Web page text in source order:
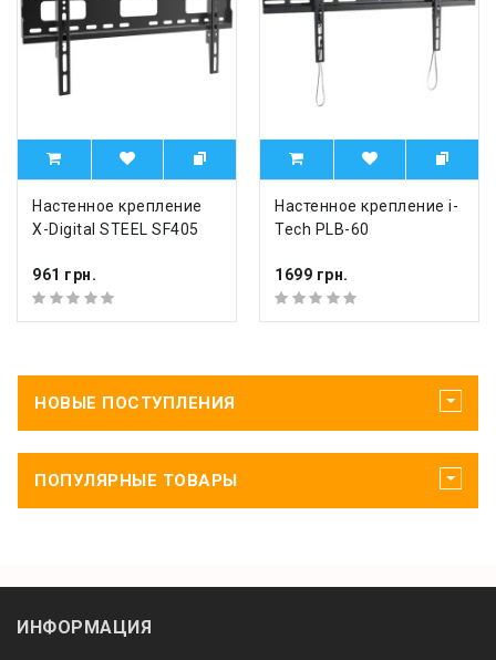
Настенное крепление
X-Digital STEEL SF405
961 грн.
Настенное крепление i-
Tech PLB-60
1699 грн.
НОВЫЕ ПОСТУПЛЕНИЯ
ПОПУЛЯРНЫЕ ТОВАРЫ
ИНФОРМАЦИЯ